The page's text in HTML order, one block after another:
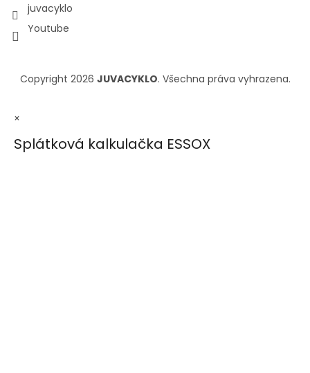
juvacyklo
Youtube
Copyright 2026 JUVACYKLO. Všechna práva vyhrazena.
×
Splátková kalkulačka ESSOX